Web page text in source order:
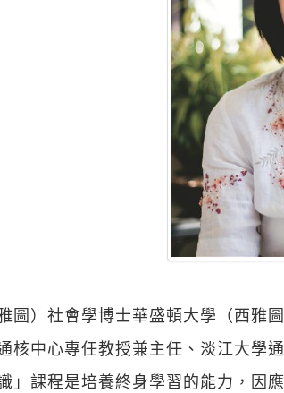
圖）社會學博士華盛頓大學（西雅
核中心專任教授兼主任、淡江大學
」課程是培養終身學習的能力，因